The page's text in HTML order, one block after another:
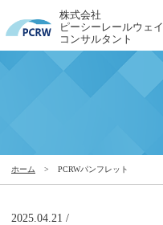
株式会社
ピーシーレールウェイ
コンサルタント
ホーム > PCRWパンフレット
2025.04.21 /